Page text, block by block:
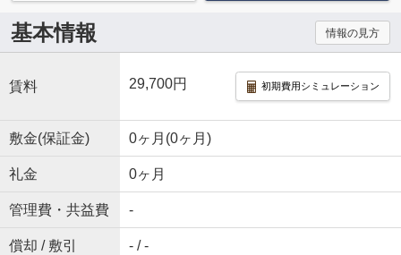
基本情報 情報の見方
賃料 29,700円 初期費用シミュレーション
敷金(保証金) 0ヶ月(0ヶ月)
礼金 0ヶ月
管理費・共益費 -
償却 / 敷引 - / -